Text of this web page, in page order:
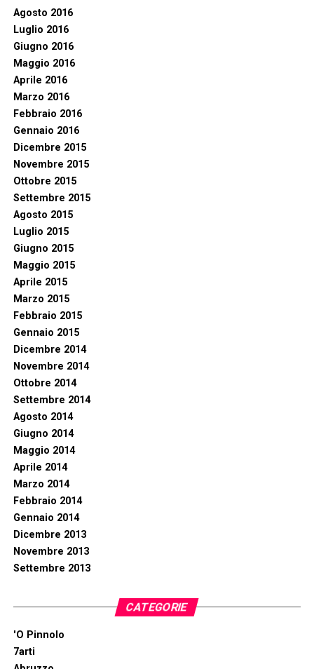
Agosto 2016
Luglio 2016
Giugno 2016
Maggio 2016
Aprile 2016
Marzo 2016
Febbraio 2016
Gennaio 2016
Dicembre 2015
Novembre 2015
Ottobre 2015
Settembre 2015
Agosto 2015
Luglio 2015
Giugno 2015
Maggio 2015
Aprile 2015
Marzo 2015
Febbraio 2015
Gennaio 2015
Dicembre 2014
Novembre 2014
Ottobre 2014
Settembre 2014
Agosto 2014
Giugno 2014
Maggio 2014
Aprile 2014
Marzo 2014
Febbraio 2014
Gennaio 2014
Dicembre 2013
Novembre 2013
Settembre 2013
CATEGORIE
'O Pinnolo
7arti